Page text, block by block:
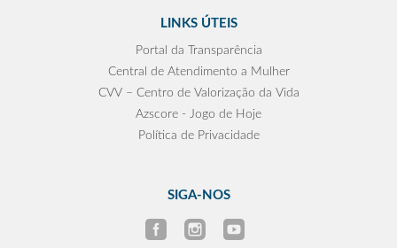
LINKS ÚTEIS
Portal da Transparência
Central de Atendimento a Mulher
CVV – Centro de Valorização da Vida
Azscore - Jogo de Hoje
Política de Privacidade
SIGA-NOS